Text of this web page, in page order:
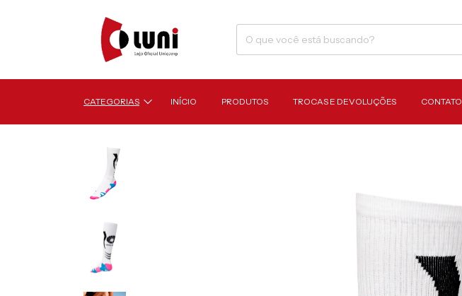
CATEGORIAS INÍCIO PRODUTOS TROCAS E DEVOLUÇÕES CONTATO